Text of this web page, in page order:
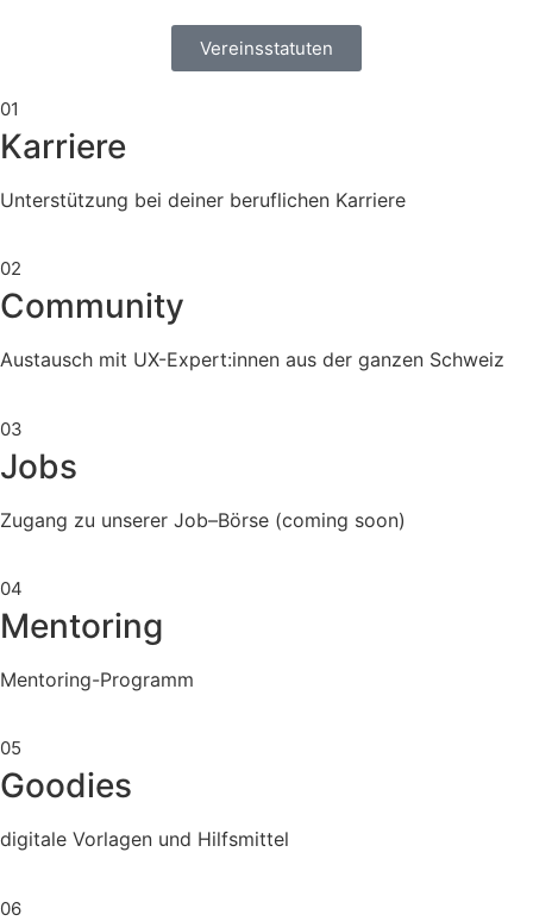
Vereinsstatuten
01
Karriere
Unterstützung bei deiner beruflichen Karriere
02
Community
Austausch mit UX-Expert:innen aus der ganzen Schweiz
03
Jobs
Zugang zu unserer Job–Börse (coming soon)
04
Mentoring
Mentoring-Programm
05
Goodies
digitale Vorlagen und Hilfsmittel
06